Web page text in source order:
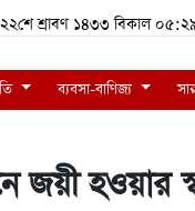
২২শে শ্রাবণ ১৪৩৩ বিকাল
ব্যবসা-বাণিজ্য
জয়ী